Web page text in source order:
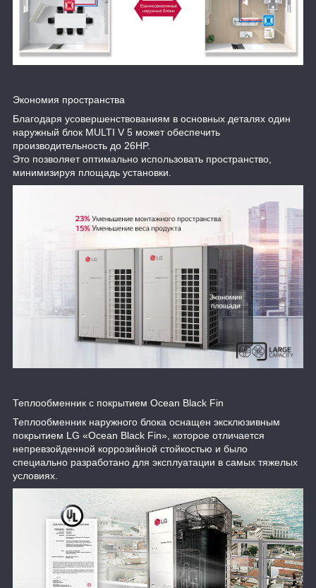
Экономия пространства
Благодаря усовершенствованиям в основных деталях один
наружный блок MULTI V 5 может обеспечить
производительность до 26HP.
Это позволяет оптимально использовать пространство,
минимизируя площадь установки.
Теплообменник с покрытием Ocean Black Fin
Теплообменник наружного блока оснащен эксклюзивным
покрытием LG «Ocean Black Fin», которое отличается
непревзойденной коррозийной стойкостью и было
специально разработано для эксплуатации в самых тяжелых
условиях.